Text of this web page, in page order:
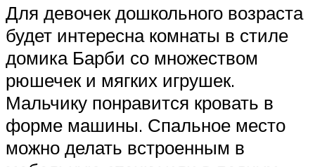
Для девочек дошкольного возраста
будет интересна комнаты в стиле
домика Барби со множеством
рюшечек и мягких игрушек.
Мальчику понравится кровать в
форме машины. Спальное место
можно делать встроенным в